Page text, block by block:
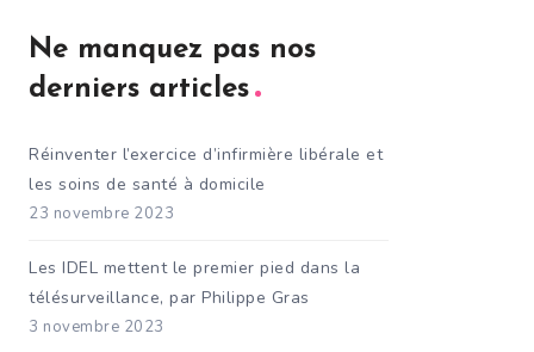
Ne manquez pas nos
derniers articles
Réinventer l’exercice d’infirmière libérale et
les soins de santé à domicile
23 novembre 2023
Les IDEL mettent le premier pied dans la
télésurveillance, par Philippe Gras
3 novembre 2023